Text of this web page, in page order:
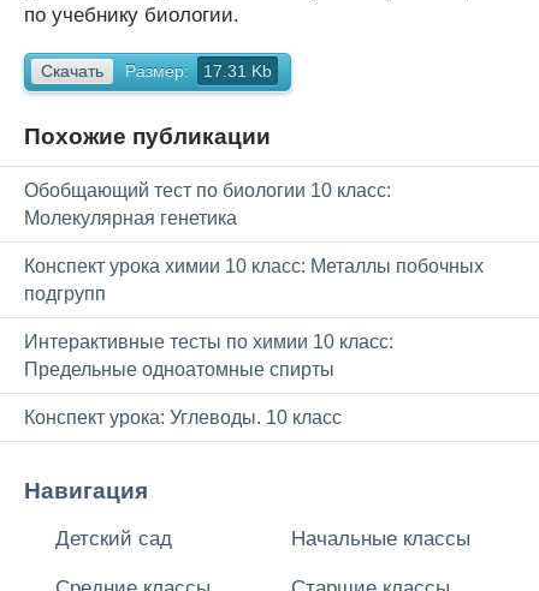
по учебнику биологии.
Скачать Размер: 17.31 Kb
Похожие публикации
Обобщающий тест по биологии 10 класс:
Молекулярная генетика
Конспект урока химии 10 класс: Металлы побочных
подгрупп
Интерактивные тесты по химии 10 класс:
Предельные одноатомные спирты
Конспект урока: Углеводы. 10 класс
Навигация
Детский сад Начальные классы